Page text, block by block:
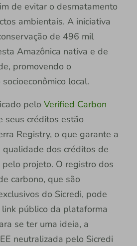
de evitar o desmatamento
ambientais. A iniciativa
de 496 mil
Amazônica nativa e de
promovendo o
local.
pelo Verified Carbon
seus créditos estão
Registry, o que garante a
dos créditos de
projeto. O registro dos
carbono, que são
do Sicredi, pode
público da plataforma
se ter uma ideia, a
neutralizada pelo Sicredi